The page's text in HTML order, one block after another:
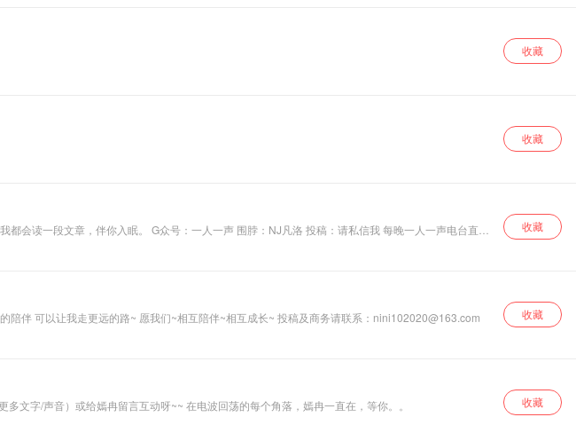
收藏
收藏
会读一段文章，伴你入眠。 G众号：一人一声 围脖：NJ凡洛 投稿：请私信我 每晚一人一声电台直播
收藏
嗨~ 我的小耳朵你好~我是秀腻腻~~~ 茫茫人海 谢谢您的收听和支持！ 愿我的陪伴 可以温暖你整个倾城时光~ 愿你的陪伴 可以让我走更远的路~ 愿我们~相互陪伴~相互成长~ 投稿及商务请联系：nini102020@163.com
收藏
文字/声音）或给嫣冉留言互动呀~~ 在电波回荡的每个角落，嫣冉一直在，等你。。
收藏